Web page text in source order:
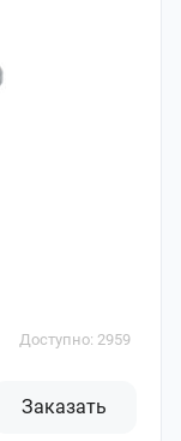
Доступно: 2959
Заказать